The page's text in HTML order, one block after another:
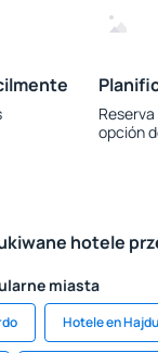
opción
hotele
miasta
Hotele en